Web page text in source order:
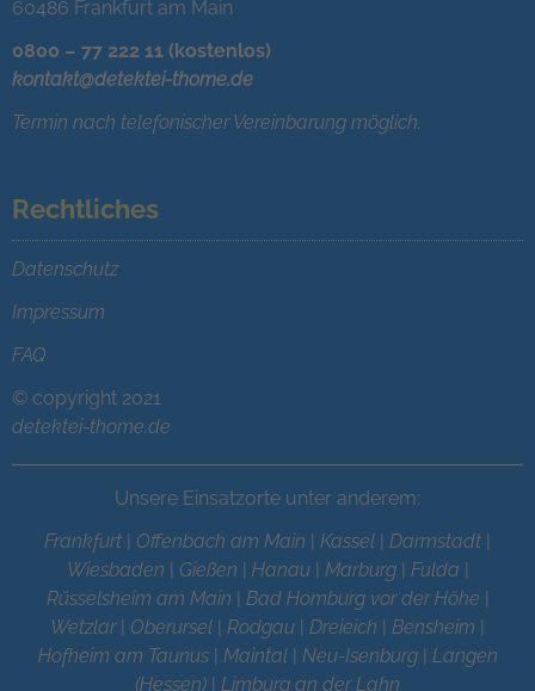
60486 Frankfurt am Main
0800 – 77 222 11 (kostenlos)
kontakt@detektei-thome.de
Termin nach telefonischer Vereinbarung möglich.
Rechtliches
Datenschutz
Impressum
FAQ
© copyright 2021
detektei-thome.de
Unsere Einsatzorte unter anderem:
Frankfurt
Offenbach am Main Kassel Darmstadt
Wiesbaden
Gießen Hanau| Marburg| Fulda
Rüsselsheim am Main
Bad Homburg vor der Höhe
Wetzlar| Oberursel Rodgau Dreieich Bensheim
Hofheim am Taunus| Maintal| Neu-Isenburg| Langen
(Hessen)
Limburg an der Lahn